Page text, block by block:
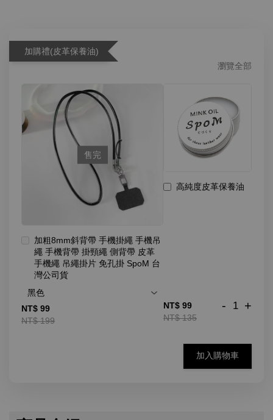
加購禮(皮革保養油)
瀏覽全部
售完
加粗8mm斜背帶 手機掛繩 手機吊
繩 手機背帶 掛頸繩 側背帶 皮革
手機繩 吊繩掛片 免孔掛 SpoM 台
灣公司貨
NT$ 99
NT$ 199
高純度皮革保養油
NT$ 99
NT$ 135
- +
加入購物車